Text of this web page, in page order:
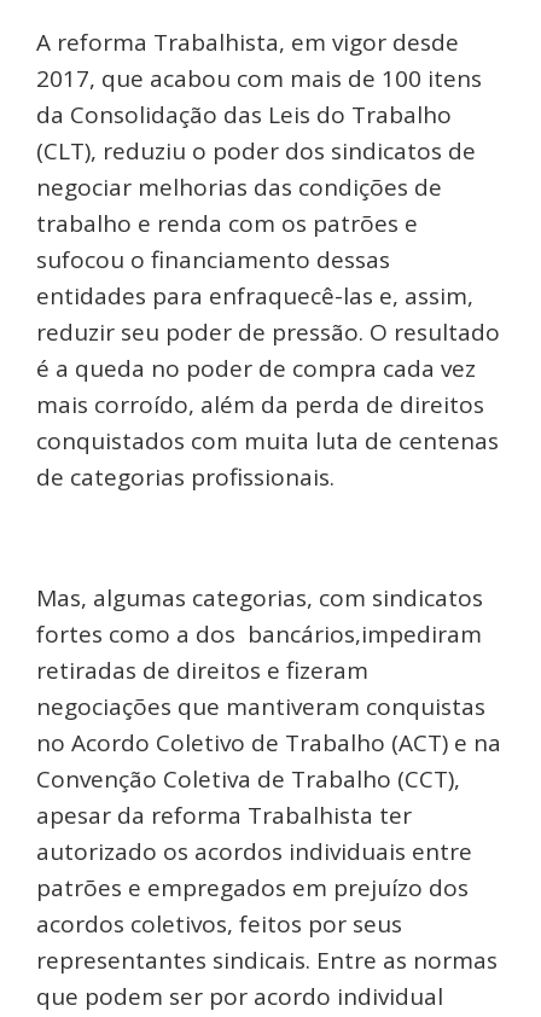
A reforma Trabalhista, em vigor desde
2017, que acabou com mais de 100 itens
da Consolidação das Leis do Trabalho
(CLT), reduziu o poder dos sindicatos de
negociar melhorias das condições de
trabalho e renda com os patrões e
sufocou o financiamento dessas
entidades para enfraquecê-las e, assim,
reduzir seu poder de pressão. O resultado
é a queda no poder de compra cada vez
mais corroído, além da perda de direitos
conquistados com muita luta de centenas
de categorias profissionais.
Mas, algumas categorias, com sindicatos
fortes como a dos bancários,impediram
retiradas de direitos e fizeram
negociações que mantiveram conquistas
no Acordo Coletivo de Trabalho (ACT) e na
Convenção Coletiva de Trabalho (CCT),
apesar da reforma Trabalhista ter
autorizado os acordos individuais entre
patrões e empregados em prejuízo dos
acordos coletivos, feitos por seus
representantes sindicais. Entre as normas
que podem ser por acordo individual